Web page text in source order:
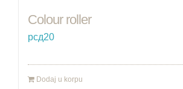
Colour roller
рсд20
Dodaj u korpu